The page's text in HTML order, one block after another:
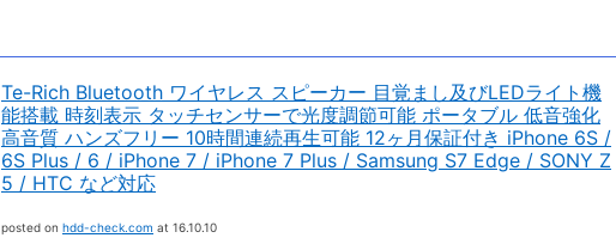
Te-Rich Bluetooth ワイヤレス スピーカー 目覚まし及びLEDライト機
能搭載 時刻表示 タッチセンサーで光度調節可能 ポータブル 低音強化
高音質 ハンズフリー 10時間連続再生可能 12ヶ月保証付き iPhone 6S /
6S Plus / 6 / iPhone 7 / iPhone 7 Plus / Samsung S7 Edge / SONY Z
5 / HTC など対応
posted on hdd-check.com at 16.10.10